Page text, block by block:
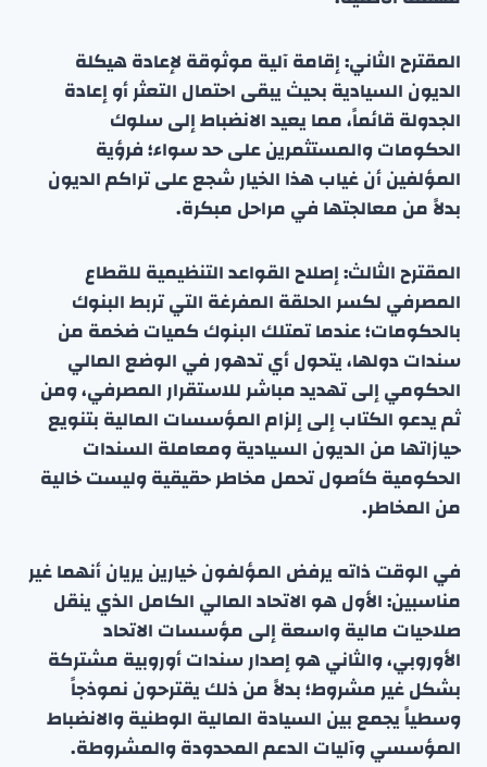
المقترح الثاني: إقامة آلية موثوقة لإعادة هيكلة
الديون السيادية بحيث يبقى احتمال التعثر أو إعادة
الجدولة قائماً، مما يعيد الانضباط إلى سلوك
الحكومات والمستثمرين على حد سواء؛ فرؤية
المؤلفين أن غياب هذا الخيار شجع على تراكم الديون
بدلاً من معالجتها في مراحل مبكرة.
المقترح الثالث: إصلاح القواعد التنظيمية للقطاع
المصرفي لكسر الحلقة المفرغة التي تربط البنوك
بالحكومات؛ عندما تمتلك البنوك كميات ضخمة من
سندات دولها، يتحول أي تدهور في الوضع المالي
الحكومي إلى تهديد مباشر للاستقرار المصرفي، ومن
ثم يدعو الكتاب إلى إلزام المؤسسات المالية بتنويع
حيازاتها من الديون السيادية ومعاملة السندات
الحكومية كأصول تحمل مخاطر حقيقية وليست خالية
من المخاطر.
في الوقت ذاته يرفض المؤلفون خيارين يريان أنهما غير
مناسبين: الأول هو الاتحاد المالي الكامل الذي ينقل
صلاحيات مالية واسعة إلى مؤسسات الاتحاد
الأوروبي، والثاني هو إصدار سندات أوروبية مشتركة
بشكل غير مشروط؛ بدلاً من ذلك يقترحون نموذجاً
وسطياً يجمع بين السيادة المالية الوطنية والانضباط
المؤسسي وآليات الدعم المحدودة والمشروطة.